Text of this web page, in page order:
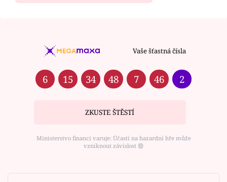
Vaše šťastná čísla
6 15 34 48 7 46 2
ZKUSTE ŠTĚSTÍ
Ministerstvo financí varuje: Účastí na hazardní hře může
vzniknout závislost ⑱